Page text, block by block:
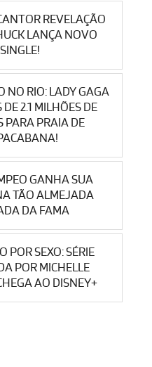
REVELAÇÃO
LANÇA NOVO
SINGLE!
NO RIO: LADY GAGA
2.1 MILHÕES DE
PARA PRAIA DE
GANHA SUA
TÃO ALMEJADA
DA FAMA
POR SEXO: SÉRIE
POR MICHELLE
AO DISNEY+